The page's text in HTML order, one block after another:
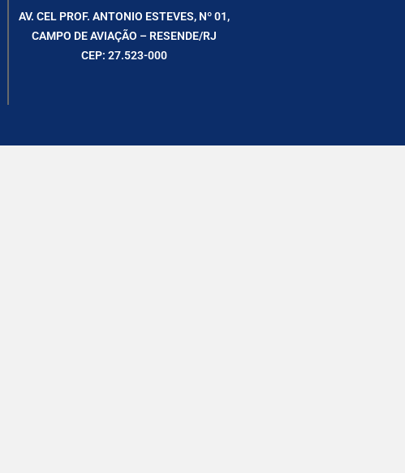
AV. CEL PROF. ANTONIO ESTEVES, Nº 01,
CAMPO DE AVIAÇÃO – RESENDE/RJ
CEP: 27.523-000